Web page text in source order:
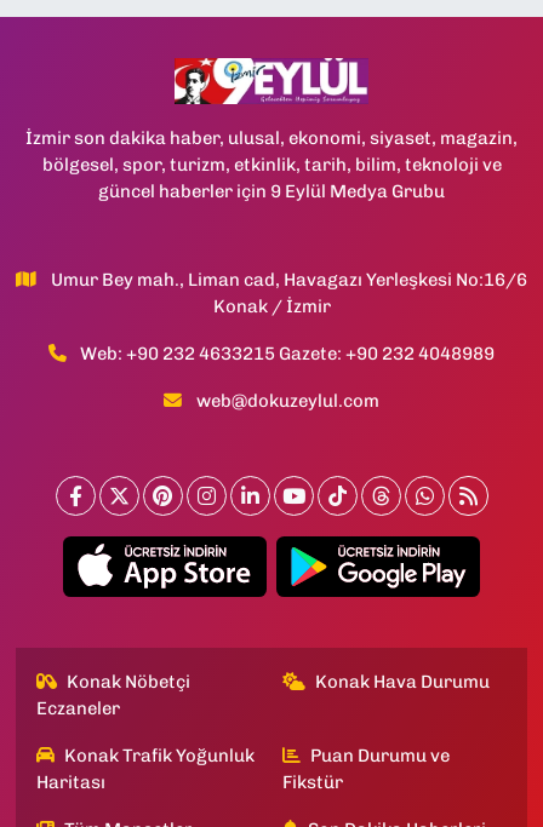
İzmir son dakika haber, ulusal, ekonomi, siyaset, magazin,
bölgesel, spor, turizm, etkinlik, tarih, bilim, teknoloji ve
güncel haberler için 9 Eylül Medya Grubu
Umur Bey mah., Liman cad, Havagazı Yerleşkesi No:16/6
Konak / İzmir
Web: +90 232 4633215 Gazete: +90 232 4048989
web@dokuzeylul.com
Konak Nöbetçi
Eczaneler
Konak Hava Durumu
Konak Trafik Yoğunluk
Haritası
Puan Durumu ve
Fikstür